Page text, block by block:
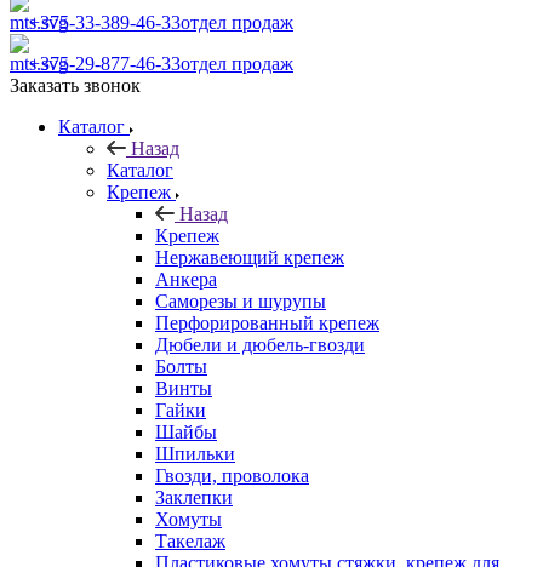
+375-33-389-46-33отдел продаж
+375-29-877-46-33отдел продаж
Заказать звонок
Каталог
Назад
Каталог
Крепеж
Назад
Крепеж
Нержавеющий крепеж
Анкера
Саморезы и шурупы
Перфорированный крепеж
Дюбели и дюбель-гвозди
Болты
Винты
Гайки
Шайбы
Шпильки
Гвозди, проволока
Заклепки
Хомуты
Такелаж
Пластиковые хомуты стяжки, крепеж для